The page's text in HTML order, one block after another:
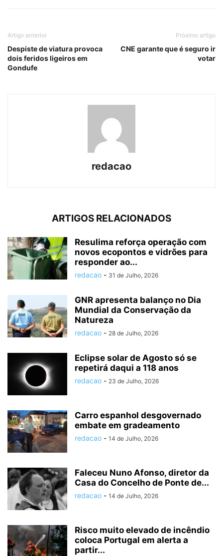
Artigo anterior
Despiste de viatura provoca
dois feridos ligeiros em
Gondufe
Próximo artigo
CNE garante que é seguro ir
votar
redacao
ARTIGOS RELACIONADOS
Resulima reforça operação com
novos ecopontos e vidrões para
responder ao...
redacao - 31 de Julho, 2026
GNR apresenta balanço no Dia
Mundial da Conservação da
Natureza
redacao - 28 de Julho, 2026
Eclipse solar de Agosto só se
repetirá daqui a 118 anos
redacao - 23 de Julho, 2026
Carro espanhol desgovernado
embate em gradeamento
redacao - 14 de Julho, 2026
Faleceu Nuno Afonso, diretor da
Casa do Concelho de Ponte de...
redacao - 14 de Julho, 2026
Risco muito elevado de incêndio
coloca Portugal em alerta a
partir...